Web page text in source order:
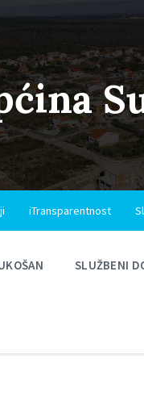
iTransparentnost
SLUŽBENI